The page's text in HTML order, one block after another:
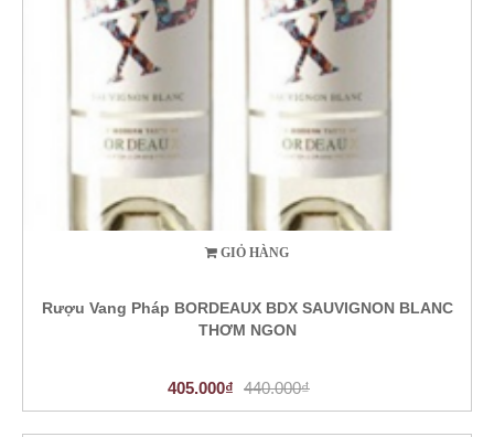
GIỎ HÀNG
Rượu Vang Pháp BORDEAUX BDX SAUVIGNON BLANC
THƠM NGON
405.000₫ 440.000₫